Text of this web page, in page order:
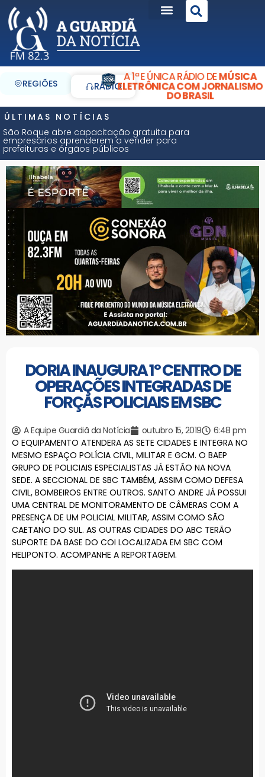
REGIÕES RÁDIO
A 1ª E ÚNICA RÁDIO DEMÚSICA
ELETRÔNICA COM JORNALISMO
DO BRASIL
ÚLTIMAS NOTÍCIAS
São Roque abre capacitação gratuita para
empresários aprenderem a vender para
prefeituras e órgãos públicos
DORIA INAUGURA 1º CENTRO DE
OPERAÇÕES INTEGRADAS DE
FORÇAS POLICIAIS EM SBC
A Equipe Guardiã da Notícia outubro 15, 2019
6:48 pm
O EQUIPAMENTO ATENDERA AS SETE CIDADES E INTEGRA NO
MESMO ESPAÇO POLÍCIA CIVIL, MILITAR E GCM. O BAEP
GRUPO DE POLICIAIS ESPECIALISTAS JÁ ESTÃO NA NOVA
SEDE. A SECCIONAL DE SBC TAMBÉM, ASSIM COMO DEFESA
CIVIL, BOMBEIROS ENTRE OUTROS. SANTO ANDRE JÁ POSSUI
UMA CENTRAL DE MONITORAMENTO DE CÂMERAS COM A
PRESENÇA DE UM POLICIAL MILITAR, ASSIM COMO SÃO
CAETANO DO SUL. AS OUTRAS CIDADES DO ABC TERÃO
SUPORTE DA BASE DO COI LOCALIZADA EM SBC COM
HELIPONTO. ACOMPANHE A REPORTAGEM.